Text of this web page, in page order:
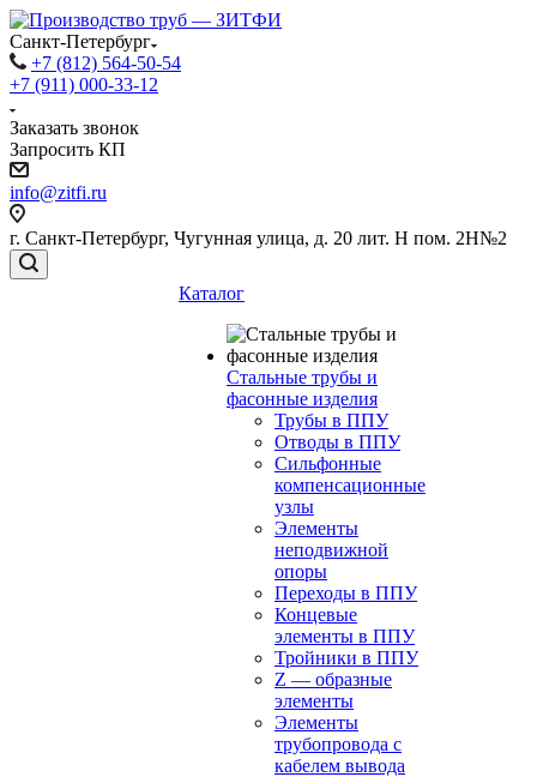
Санкт-Петербург
+7 (812) 564-50-54
+7 (911) 000-33-12
Заказать звонок
Запросить КП
info@zitfi.ru
г. Санкт-Петербург, Чугунная улица, д. 20 лит. Н пом. 2Н№2
Каталог
Стальные трубы и
фасонные изделия
Трубы в ППУ
Отводы в ППУ
Сильфонные
компенсационные
узлы
Элементы
неподвижной
опоры
Переходы в ППУ
Концевые
элементы в ППУ
Тройники в ППУ
Z — образные
элементы
Элементы
трубопровода с
кабелем вывода